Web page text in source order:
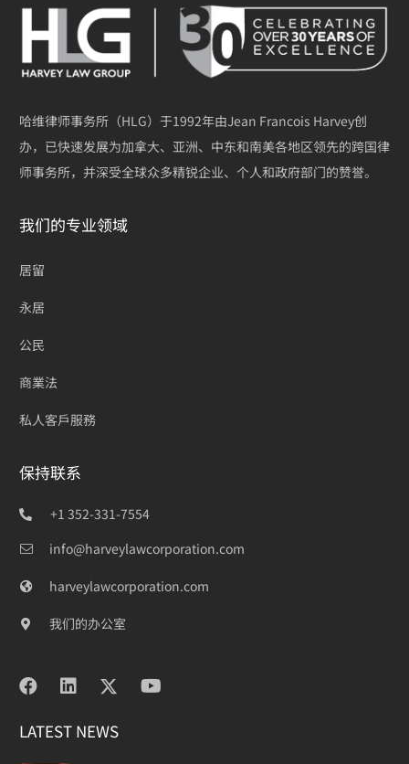
哈维律师事务所（HLG）于1992年由Jean Francois Harvey创
办，已快速发展为加拿大、亚洲、中东和南美各地区领先的跨国律
师事务所，并深受全球众多精锐企业、个人和政府部门的赞誉。
我们的专业领域
居留
永居
公民
商業法
私人客戶服務
保持联系
+1 352-331-7554
info@harveylawcorporation.com
harveylawcorporation.com
我们的办公室
LATEST NEWS